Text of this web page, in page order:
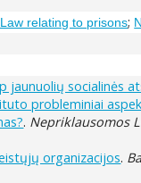
relating to prisons;
jaunuolių socialinės
probleminiai
. Nepriklausomos
organizacijos.